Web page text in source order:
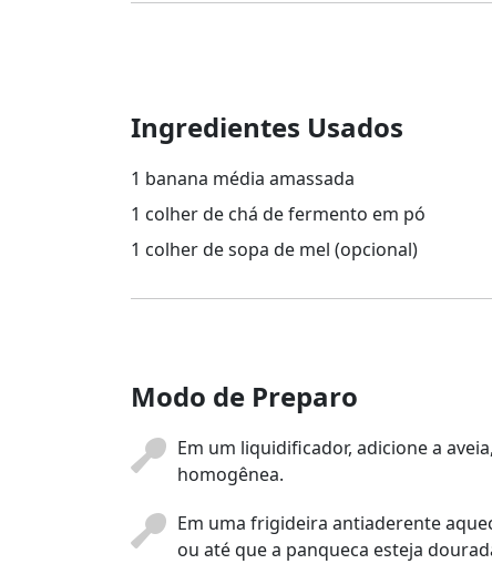
Ingredientes Usados
1 banana média amassada
1 colher de chá de fermento em pó
1 colher de sopa de mel (opcional)
Modo de Preparo
Em um liquidificador, adicione a
homogênea.
Em uma frigideira antiaderente
ou até que a panqueca esteja